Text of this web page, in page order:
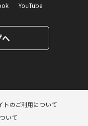
YouTube
トのご利用について
いて